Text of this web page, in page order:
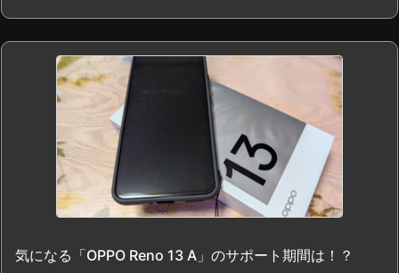
気になる「OPPO Reno 13 A」のサポート期間は！？